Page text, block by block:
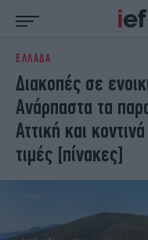
ΕΙΔΗΣΕΙΣ
NON PAPER
ΟΙΚΟΝΟΜΙΑ
ΠΟΛΙΤΙΣΜΟΣ
ΖΩΗ
ΓΥΝΑΙΚΑ
ΕΚΛΟΓΕΣ
ΕΛΛΑΔΑ
Διακοπές σε
Ανάρπαστα τα
Αττική και
τιμές [πίνακες]